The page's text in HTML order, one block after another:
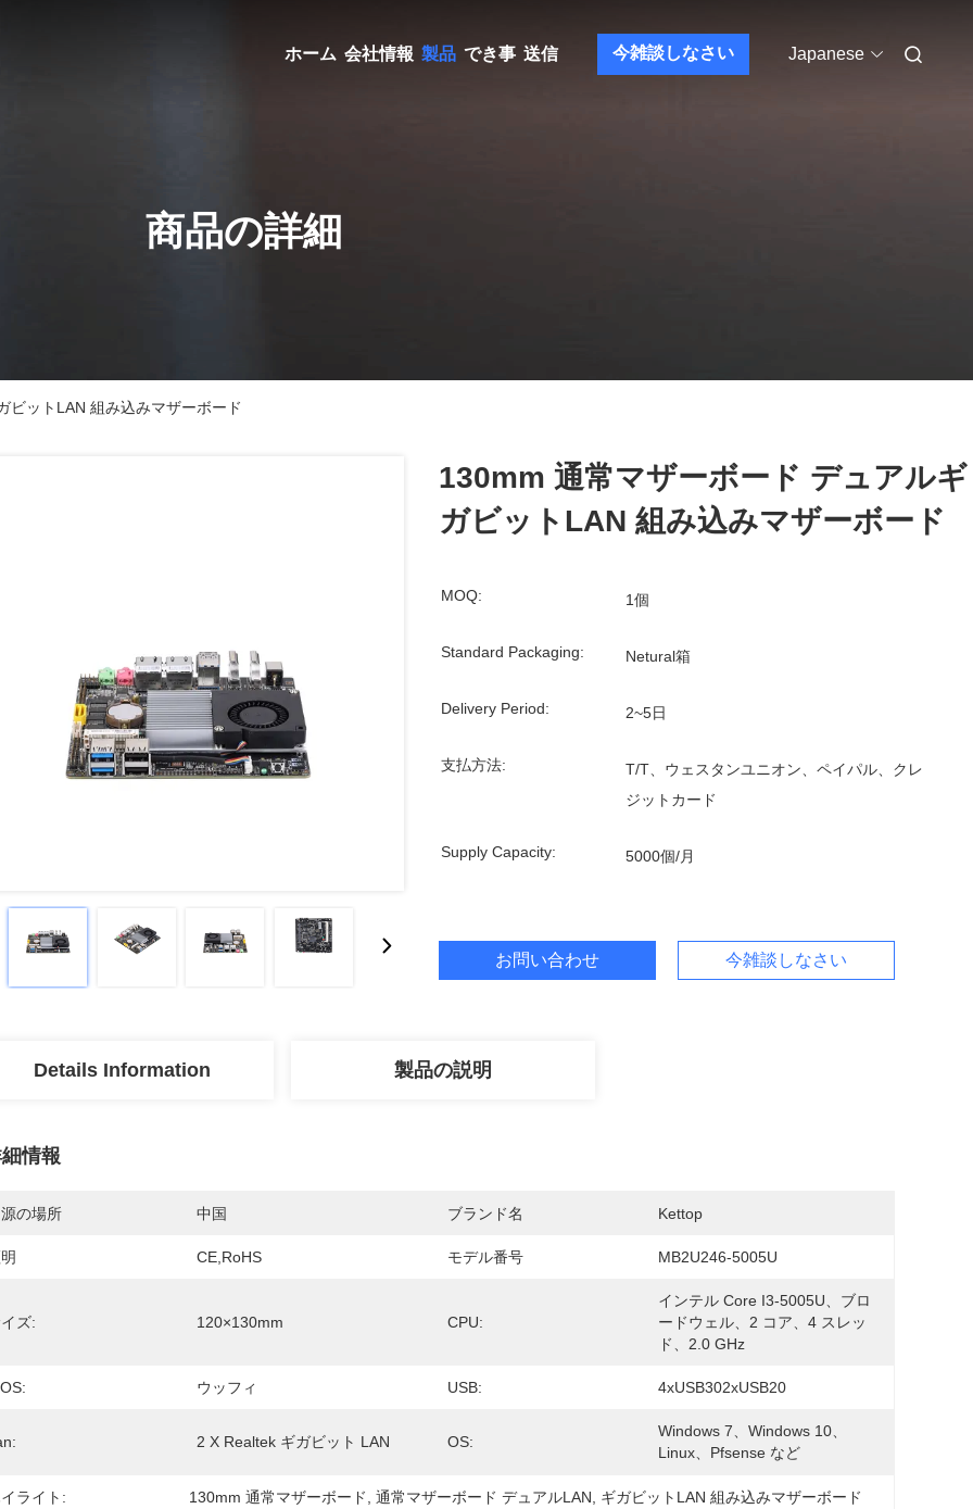
ホーム 会社情報 製品 でき事 送信 今雑談しなさい Japanese
商品の詳細
ビットLAN 組み込みマザーボード
130mm 通常マザーボード デュアルギ
ガビットLAN 組み込みマザーボード
MOQ: 1個
Standard Packaging: Netural箱
Delivery Period: 2~5日
支払方法:
T/T、ウェスタンユニオン、ペイパル、クレ
ジットカード
Supply Capacity: 5000個/月
お問い合わせ 今雑談しなさい
Details Information 製品の説明
情報
の場所 中国 ブランド名 Kettop
CE,RoHS モデル番号 MB2U246-5005U
ズ: 120×130mm CPU:
インテル Core I3-5005U、ブロ
ードウェル、2 コア、4 スレッ
ド、2.0 GHz
ウッフィ USB: 4xUSB302xUSB20
2 X Realtek ギガビット LAN OS:
Windows 7、Windows 10、
Linux、pfsense など
ライト: 130mm 通常マザーボード , 通常マザーボード デュアルLAN ギガビットLAN 組み込みマザーボード